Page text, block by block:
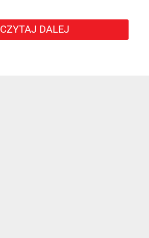
CZYTAJ DALEJ